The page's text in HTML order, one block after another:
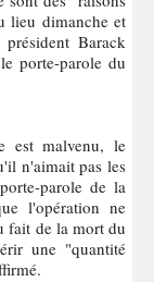
lieu dimanche et
Barack
porte-parole du
est malvenu, le
n'aimait pas les
parole de la
l'opération ne
fait de la mort du
une "quantité